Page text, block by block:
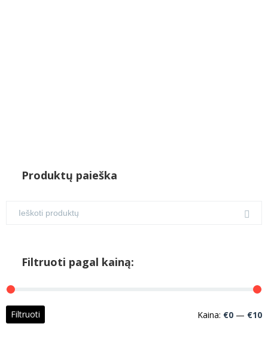
Produktų paieška
Filtruoti pagal kainą:
Filtruoti Kaina: €0 — €10